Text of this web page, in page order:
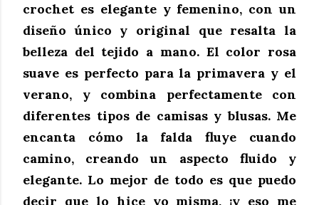
crochet es elegante y femenino, con un
diseño único y original que resalta la
belleza del tejido a mano. El color rosa
suave es perfecto para la primavera y el
verano, y combina perfectamente con
diferentes tipos de camisas y blusas. Me
encanta cómo la falda fluye cuando
camino, creando un aspecto fluido y
elegante. Lo mejor de todo es que puedo
decir que lo hice yo misma, ¡y eso me